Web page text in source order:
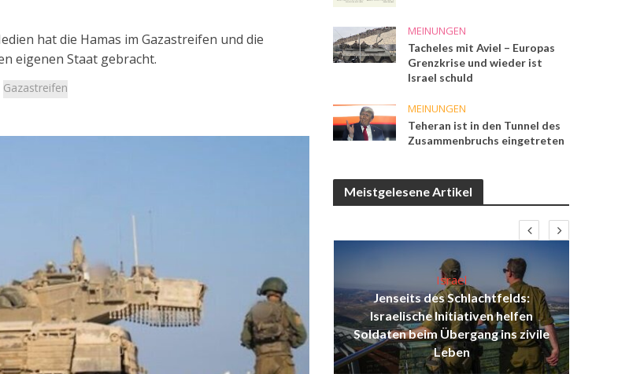
hat die Hamas im Gazastreifen und die
eigenen Staat gebracht.
Gazastreifen
MEINUNGEN
Tacheles mit Aviel – Europas
Grenzkrise und wieder ist
Israel schuld
MEINUNGEN
Teheran ist in den Tunnel des
Zusammenbruchs eingetreten
Meistgelesene Artikel
ist
Israel
Israelische Wahlen 2026: Das ist
die Knesset – Moshe Abutbul
Israel
Jenseits des Schlachtfelds:
Israelische Initiativen helfen
Soldaten beim Übergang ins zivile
Leben